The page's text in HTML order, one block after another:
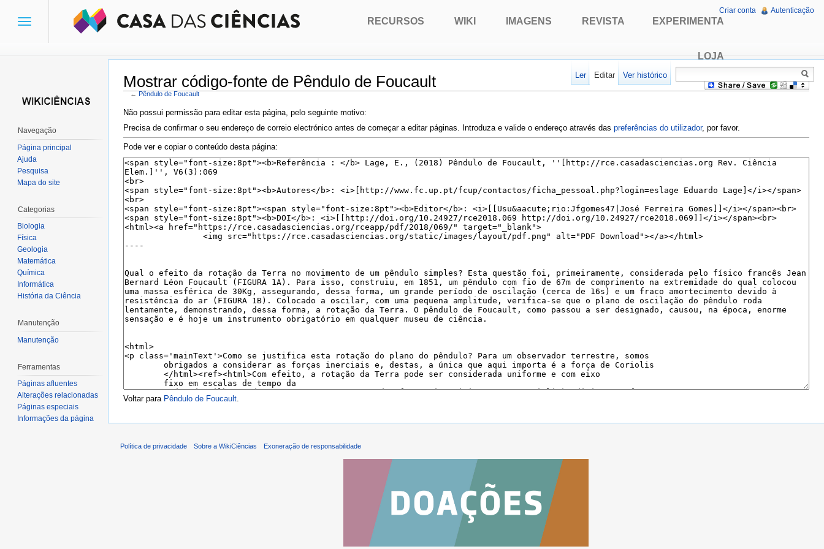
Mostrar código-fonte de Pêndulo de Foucault
←Pêndulo de Foucault
Não possui permissão para editar esta página, pelo seguinte motivo:
Precisa de confirmar o seu endereço de correio electrónico antes de começar a editar páginas. Introduza e valide o endereço através das preferências do utilizador, por favor.
Pode ver e copiar o conteúdo desta página:
Voltar para Pêndulo de Foucault
Toggle
RECURSOS WIKI IMAGENS REVISTA EXPERIMENTA
LOJA
Criar conta Autenticação
Ler Editar Ver histórico
Navegação
Página principal
Ajuda
Pesquisa
Mapa do site
Categorias
Biologia
Física
Geologia
Matemática
Química
Informática
História da Ciência
Manutenção
Manutenção
Ferramentas
Páginas afluentes
Alterações relacionadas
Páginas especiais
Informações da página
Política de privacidade Sobre a WikiCiências Exoneração de responsabilidade